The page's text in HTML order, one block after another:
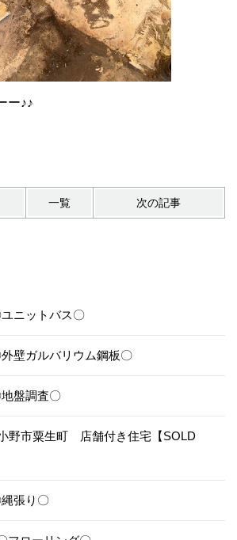
ー♪♪
一覧 次の記事
ニットバス〇
壁ガルバリウム鋼板〇
盤調査〇
野市粟生町 店舗付き住宅【SOLD
張り〇